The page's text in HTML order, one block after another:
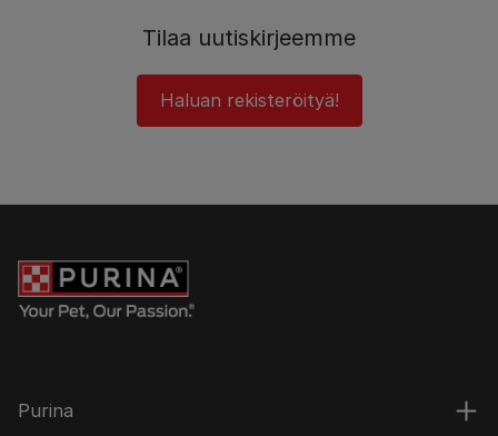
Tilaa uutiskirjeemme
Haluan rekisteröityä!
Purina